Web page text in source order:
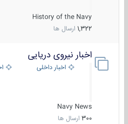
History of the Navy
1,322 ارسال ها
اخبار نیروی دریایی
اخبار داخلی
Navy News
300 ارسال ها